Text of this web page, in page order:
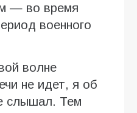
— во время
военного
волне
не идет, я об
слышал. Тем